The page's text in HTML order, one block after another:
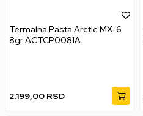
Termalna Pasta Arctic MX-6
8gr ACTCP0081A
2.199,00 RSD